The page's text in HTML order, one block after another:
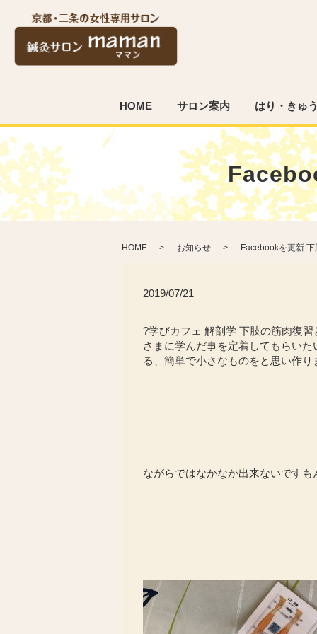
HOME サロン案内 はり・きゅ
HOME お知らせ Facebookを更新
2019/07/21
?学びカフェ 解剖学 下肢の筋肉復
さまに学んだ事を定着してもらい
る、簡単で小さなものをと思い作
ながらではなかなか出来ないです